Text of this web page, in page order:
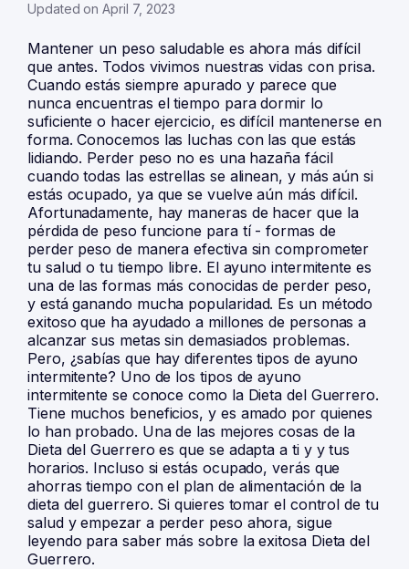
Updated on April 7, 2023
Mantener un peso saludable es ahora más difícil
que antes. Todos vivimos nuestras vidas con prisa.
Cuando estás siempre apurado y parece que
nunca encuentras el tiempo para dormir lo
suficiente o hacer ejercicio, es difícil mantenerse en
forma. Conocemos las luchas con las que estás
lidiando. Perder peso no es una hazaña fácil
cuando todas las estrellas se alinean, y más aún si
estás ocupado, ya que se vuelve aún más difícil.
Afortunadamente, hay maneras de hacer que la
pérdida de peso funcione para tí - formas de
perder peso de manera efectiva sin comprometer
tu salud o tu tiempo libre. El ayuno intermitente es
una de las formas más conocidas de perder peso,
y está ganando mucha popularidad. Es un método
exitoso que ha ayudado a millones de personas a
alcanzar sus metas sin demasiados problemas.
Pero, ¿sabías que hay diferentes tipos de ayuno
intermitente? Uno de los tipos de ayuno
intermitente se conoce como la Dieta del Guerrero.
Tiene muchos beneficios, y es amado por quienes
lo han probado. Una de las mejores cosas de la
Dieta del Guerrero es que se adapta a ti y y tus
horarios. Incluso si estás ocupado, verás que
ahorras tiempo con el plan de alimentación de la
dieta del guerrero. Si quieres tomar el control de tu
salud y empezar a perder peso ahora, sigue
leyendo para saber más sobre la exitosa Dieta del
Guerrero.